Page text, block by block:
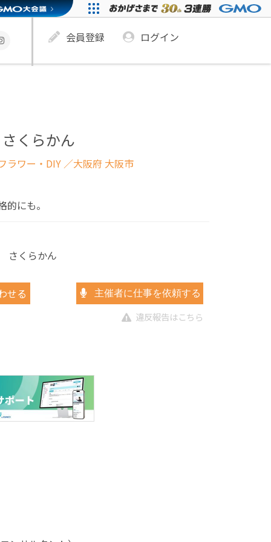
会員登録 ログイン
くらかん
ラワー・DIY ／大阪府 大阪市
にも。
さくらかん
せる 主催者に仕事を依頼する
違反報告はこちら